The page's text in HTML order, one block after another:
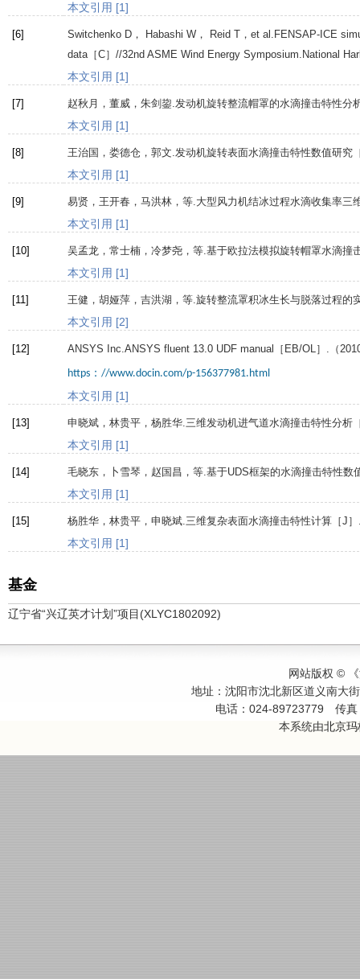
本文引用 [1]
[6] Switchenko D ， Habashi W ， Reid T ，et al.FENSAP-ICE
data［C］//32nd ASME Wind Energy Symposium.National
本文引用 [1]
[7] 赵秋月，董威，朱剑鋆.发动机旋转整流帽罩的水滴撞击特性分
本文引用 [1]
[8] 王治国，娄德仓，郭文.发动机旋转表面水滴撞击特性数值研究
本文引用 [1]
[9] 易贤，王开春，马洪林，等.大型风力机结冰过程水滴收集率三
本文引用 [1]
[10] 吴孟龙，常士楠，冷梦尧，等.基于欧拉法模拟旋转帽罩水滴撞
本文引用 [1]
[11] 王健，胡娅萍，吉洪湖，等.旋转整流罩积冰生长与脱落过程的
本文引用 [2]
[12] ANSYS Inc .ANSYS fluent 13.0 UDF manual［EB/OL］.（
https：//www.docin.com/p-156377981.html
本文引用 [1]
[13] 申晓斌，林贵平，杨胜华.三维发动机进气道水滴撞击特性分析
本文引用 [1]
[14] 毛晓东，卜雪琴，赵国昌，等.基于UDS框架的水滴撞击特性数
本文引用 [1]
[15] 杨胜华，林贵平，申晓斌.三维复杂表面水滴撞击特性计算［J
本文引用 [1]
基金
辽宁省“兴辽英才计划”项目(XLYC1802092)
网站版权 ©
地址：沈阳市沈北新区道义南大
电话：024-89723779 传
本系统由北京